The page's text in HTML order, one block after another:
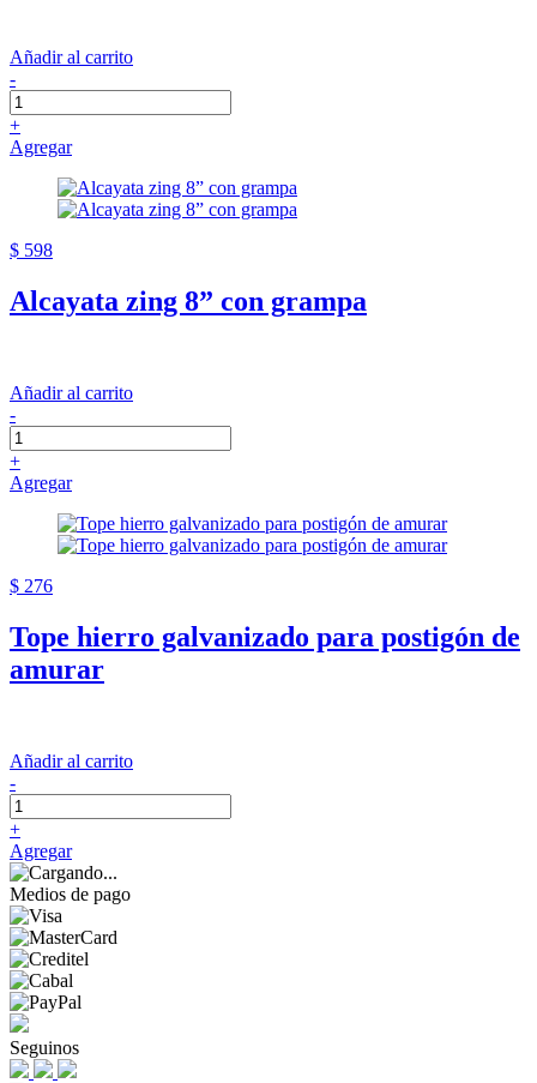
Añadir al carrito
-
+
Agregar
$ 598
Alcayata zing 8” con grampa
Añadir al carrito
-
+
Agregar
$ 276
Tope hierro galvanizado para postigón de
amurar
Añadir al carrito
-
+
Agregar
Medios de pago
Seguinos